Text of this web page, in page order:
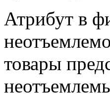
Атрибут в
товары